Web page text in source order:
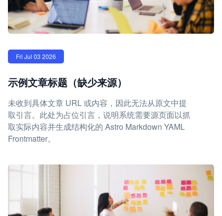
Fri Jul 03 2026
示例文章标题（缺少来源）
未收到具体文章 URL 或内容，因此无法从原文中提
取引言。此处为占位引言，说明系统需要源页面以抓
取实际内容并生成结构化的 Astro Markdown YAML
Frontmatter。